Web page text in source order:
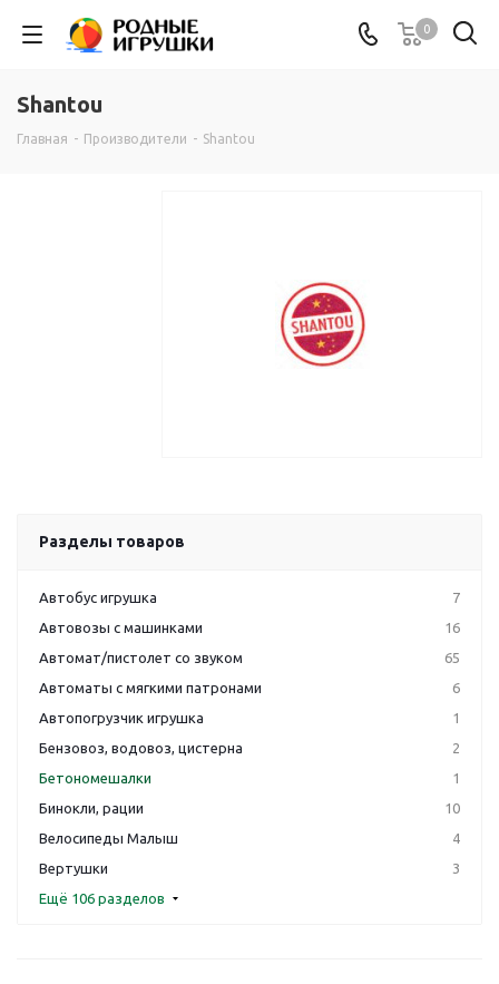
0
Shantou
Главная - Производители - Shantou
Разделы товаров
Автобус игрушка
7
Автовозы с машинками
16
Автомат/пистолет со звуком
65
Автоматы с мягкими патронами
6
Автопогрузчик игрушка
1
Бензовоз, водовоз, цистерна
2
Бетономешалки
1
Бинокли, рации
10
Велосипеды Малыш
4
Вертушки
3
Ещё 106 разделов